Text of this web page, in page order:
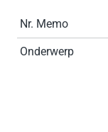
Nr. Memo
Onderwerp